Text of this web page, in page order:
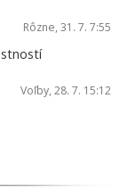
Rôzne, 31. 7. 7:55
Voľby, 28. 7. 15:12